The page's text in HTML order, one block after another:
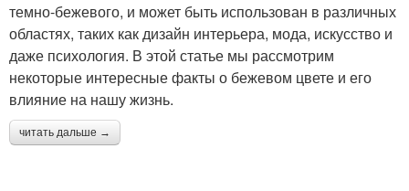
темно-бежевого, и может быть использован в различных
областях, таких как дизайн интерьера, мода, искусство и
даже психология. В этой статье мы рассмотрим
некоторые интересные факты о бежевом цвете и его
влияние на нашу жизнь.
читать дальше →